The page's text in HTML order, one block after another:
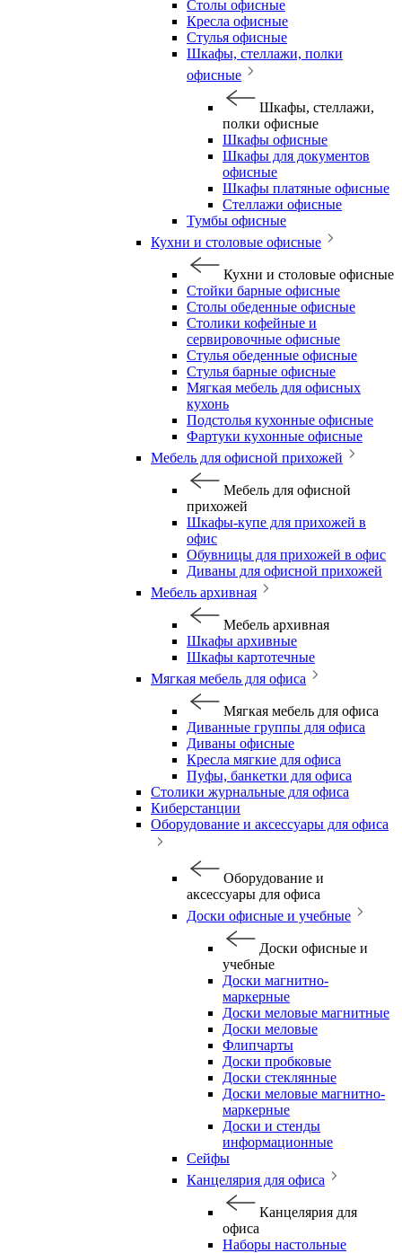
Столы офисные
Кресла офисные
Стулья офисные
Шкафы, стеллажи, полки
офисные
Шкафы, стеллажи,
полки офисные
Шкафы офисные
Шкафы для документов
офисные
Шкафы платяные офисные
Стеллажи офисные
Тумбы офисные
Кухни и столовые офисные
Кухни и столовые офисные
Стойки барные офисные
Столы обеденные офисные
Столики кофейные и
сервировочные офисные
Стулья обеденные офисные
Стулья барные офисные
Мягкая мебель для офисных
кухонь
Подстолья кухонные офисные
Фартуки кухонные офисные
Мебель для офисной прихожей
Мебель для офисной
прихожей
Шкафы-купе для прихожей в
офис
Обувницы для прихожей в офис
Диваны для офисной прихожей
Мебель архивная
Мебель архивная
Шкафы архивные
Шкафы картотечные
Мягкая мебель для офиса
Мягкая мебель для офиса
Диванные группы для офиса
Диваны офисные
Кресла мягкие для офиса
Пуфы, банкетки для офиса
Столики журнальные для офиса
Киберстанции
Оборудование и аксессуары для офиса
Оборудование и
аксессуары для офиса
Доски офисные и учебные
Доски офисные и
учебные
Доски магнитно-
маркерные
Доски меловые магнитные
Доски меловые
Флипчарты
Доски пробковые
Доски стеклянные
Доски меловые магнитно-
маркерные
Доски и стенды
информационные
Сейфы
Канцелярия для офиса
Канцелярия для
офиса
Наборы настольные